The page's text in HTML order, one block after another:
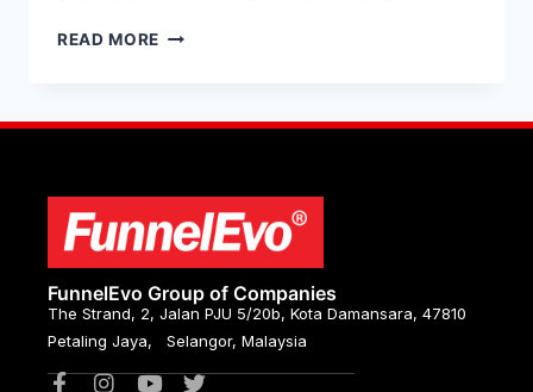
READ MORE
FunnelEvo Group of Companies
The Strand, 2, Jalan PJU 5/20b, Kota Damansara, 47810
Petaling Jaya, Selangor, Malaysia